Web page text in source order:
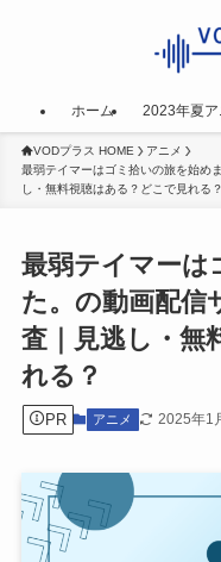
ホーム 2023年夏
VODプラス HOME
アニメ
最弱テイマーはゴミ拾いの旅を始め
し・無料視聴はある？どこで見れる？
最弱テイマーは
た。の動画配信
査｜見逃し・無
れる？
PR アニメ 2025年1